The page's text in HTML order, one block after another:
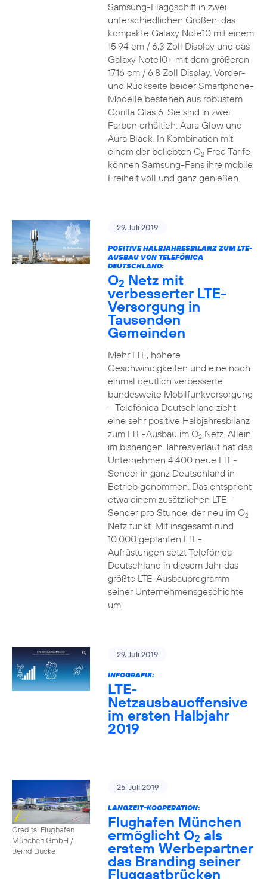
Samsung-Flaggschiff in zwei
unterschiedlichen Größen: das
kompakte Galaxy Note10 mit einem
15,94 cm / 6,3 Zoll Display und das
Galaxy Note10+ mit dem größeren
17,16 cm / 6,8 Zoll Display. Vorder-
und Rückseite beider Smartphone-
Modelle bestehen aus robustem
Gorilla Glas 6. Sie sind in zwei
Farben erhältich: Aura Glow und
Aura Black. In Kombination mit
einem der beliebten O2Free Tarife
können Samsung-Fans ihre mobile
Freiheit voll und ganz genießen.
29. Juli 2019
POSITIVE HALBJAHRESBILANZ ZUM LTE-
AUSBAU VON TELEFÓNICA
DEUTSCHLAND:
O2 Netz mit
verbesserter LTE-
Versorgung in
Tausenden
Gemeinden
Mehr LTE, höhere
Geschwindigkeiten und eine noch
einmal deutlich verbesserte
bundesweite Mobilfunkversorgung
– Telefónica Deutschland zieht
eine sehr positive Halbjahresbilanz
zum LTE-Ausbau im O2Netz. Allein
im bisherigen Jahresverlauf hat das
Unternehmen 4.400 neue LTE-
Sender in ganz Deutschland in
Betrieb genommen. Das entspricht
etwa einem zusätzlichen LTE-
Sender pro Stunde, der neu im O2
Netz funkt. Mit insgesamt rund
10.000 geplanten LTE-
Aufrüstungen setzt Telefónica
Deutschland in diesem Jahr das
größte LTE-Ausbauprogramm
seiner Unternehmensgeschichte
um.
29. Juli 2019
INFOGRAFIK:
LTE-
Netzausbauoffensive
im ersten Halbjahr
2019
Credits: Flughafen
München GmbH /
Bernd Ducke
25. Juli 2019
LANGZEIT-KOOPERATION:
Flughafen München
ermöglicht O2 als
erstem Werbepartner
das Branding seiner
Fluggastbrücken